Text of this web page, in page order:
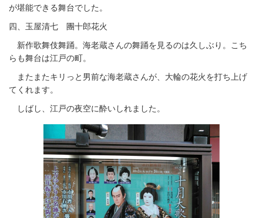
が堪能できる舞台でした。
四、玉屋清七 團十郎花火
新作歌舞伎舞踊。海老蔵さんの舞踊を見るのは久しぶり。こち
らも舞台は江戸の町。
またまたキリっと男前な海老蔵さんが、大輪の花火を打ち上げ
てくれます。
しばし、江戸の夜空に酔いしれました。